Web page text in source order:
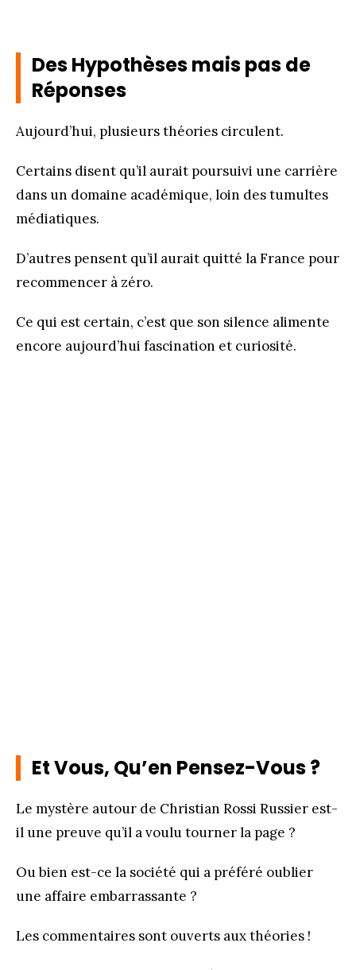
Des Hypothèses mais pas de
Réponses
Aujourd’hui, plusieurs théories circulent.
Certains disent qu’il aurait poursuivi une carrière
dans un domaine académique, loin des tumultes
médiatiques.
D’autres pensent qu’il aurait quitté la France pour
recommencer à zéro.
Ce qui est certain, c’est que son silence alimente
encore aujourd’hui fascination et curiosité.
Et Vous, Qu’en Pensez-Vous ?
Le mystère autour de Christian Rossi Russier est-
il une preuve qu’il a voulu tourner la page ?
Ou bien est-ce la société qui a préféré oublier
une affaire embarrassante ?
Les commentaires sont ouverts aux théories !